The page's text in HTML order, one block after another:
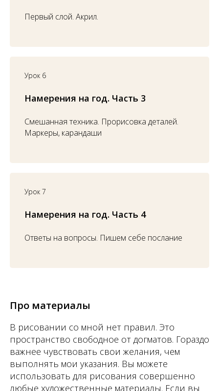
Первый слой. Акрил.
Урок 6
Намерения на год. Часть 3
Смешанная техника. Прорисовка деталей.
Маркеры, карандаши
Урок 7
Намерения на год. Часть 4
Ответы на вопросы. Пишем себе послание
Про материалы
В рисовании со мной нет правил. Это
пространство свободное от догматов. Гораздо
важнее чувствовать свои желания, чем
выполнять мои указания. Вы можете
использовать для рисования совершенно
любые художественные материалы. Если вы